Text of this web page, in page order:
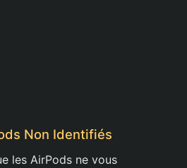
Non Identifiés
les AirPods ne vous